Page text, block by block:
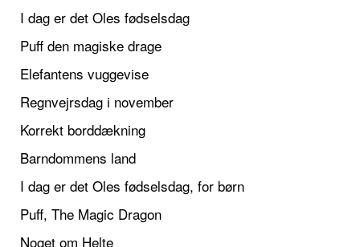
I dag er det Oles fødselsdag
Puff den magiske drage
Elefantens vuggevise
Regnvejrsdag i november
Korrekt borddækning
Barndommens land
I dag er det Oles fødselsdag, for børn
Puff, The Magic Dragon
Noget om Helte